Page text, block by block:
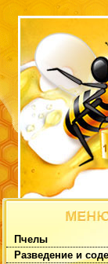
Пчелы
Разведение и